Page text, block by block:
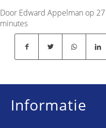
Door Edward Appelman op
minutes
Informatie